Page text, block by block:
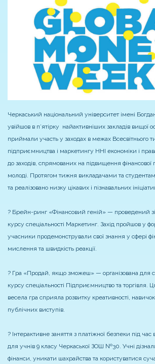
Черкаський національний університет імені
увійшов в п’ятірку найактивніших закладів вищої
приймали участь у заходах в межах Всесвітнього
підприємництва і маркетингу ННІ економіки і
до заходів, спрямованих на підвищення фінансової
молоді. Протягом тижня викладачами та
та реалізовано низку цікавих і пізнавальних
? Брейн-ринг «Фінансовий геній» — проведений
курсу спеціальності Маркетинг. Захід пройшов у
учасники продемонстрували свої знання у сфері
мислення та швидкість реакції.
? Гра «Продай, якщо зможеш» — організована для
курсу спеціальності Підприємництво та торгівля.
весела гра сприяла розвитку креативності,
публічних виступів.
? Інтерактивне заняття з платіжної безпеки під
для учнів 9 класу Черкаської ЗОШ №30. Учні
фінанси, уникати шахрайства та користуватися